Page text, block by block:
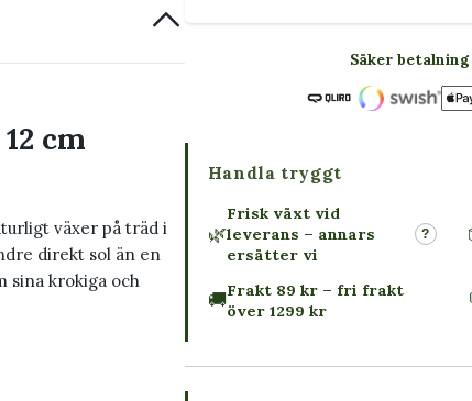
cm
växer på träd i
direkt sol än en
sina krokiga och
Säker
Handla tryggt
🌿
Frisk växt vid
leverans – annars
ersätter vi
?
🚚Frakt 89 kr – fri frakt
över 1299 kr